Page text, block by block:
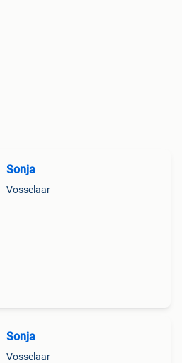
Sonja
Vosselaar
Sonja
Vosselaar